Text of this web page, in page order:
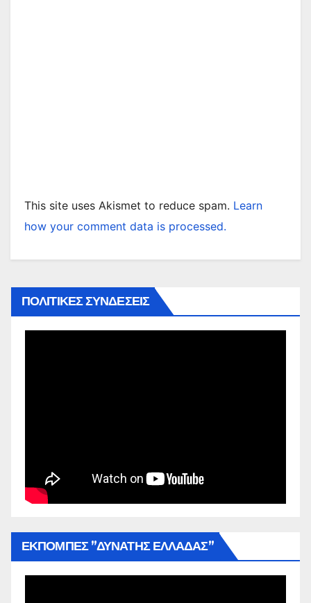
This site uses Akismet to reduce spam. Learn
how your comment data is processed.
ΠΟΛΙΤΙΚΕΣ ΣΥΝΔΕΣΕΙΣ
ΕΚΠΟΜΠΕΣ ”ΔΥΝΑΤΗΣ ΕΛΛΑΔΑΣ”